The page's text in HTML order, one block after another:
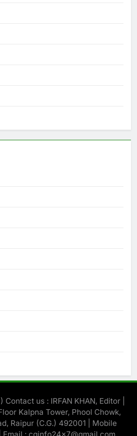
us : IRFAN KHAN, Editor |
Kalpna Tower, Phool Chowk,
Raipur (C.G.) 492001 | Mobile
: cginfo24x7@gmail.com